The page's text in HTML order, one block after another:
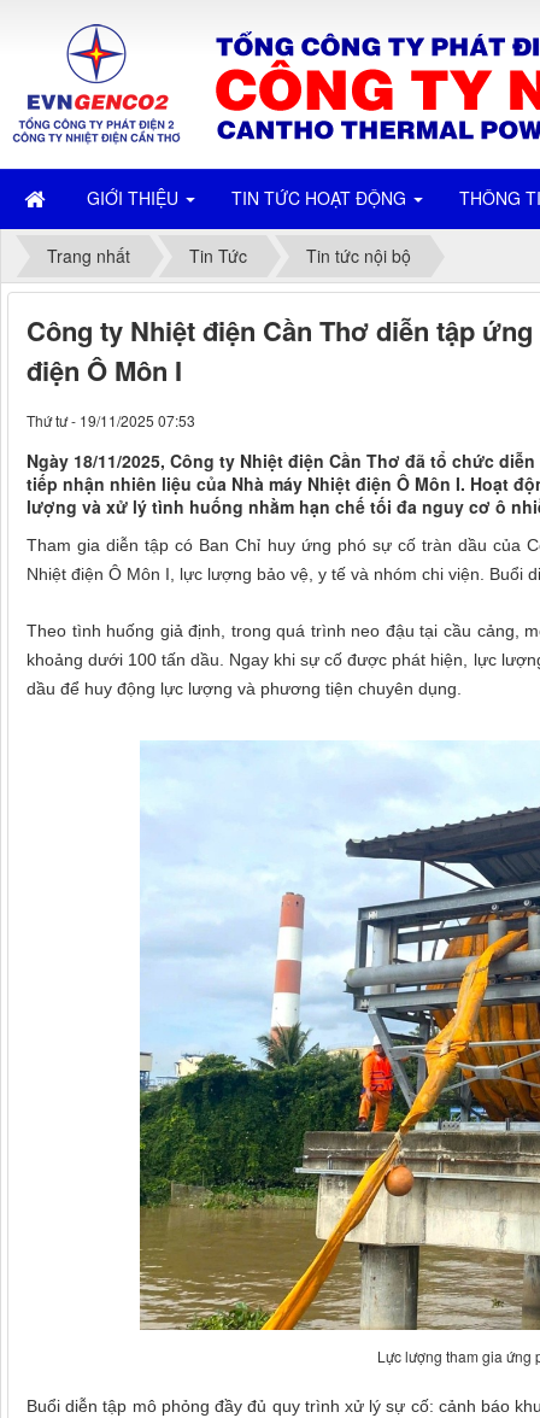
GIỚI THIỆU TIN TỨC HOẠT ĐỘNG THÔNG
Trang nhất Tin Tức Tin tức nội bộ
Công ty Nhiệt điện Cần Thơ diễn tập
điện Ô Môn I
Thứ tư - 19/11/2025 07:53
Ngày 18/11/2025, Công ty Nhiệt điện Cần Thơ đã tổ chức
tiếp nhận nhiên liệu của Nhà máy Nhiệt điện Ô Môn I. Hoạt
lượng và xử lý tình huống nhằm hạn chế tối đa nguy cơ ô
Tham gia diễn tập có Ban Chỉ huy ứng phó sự cố tràn dầu của
Nhiệt điện Ô Môn I, lực lượng bảo vệ, y tế và nhóm chi viện. Buổi
Theo tình huống giả định, trong quá trình neo đậu tại cầu cảng,
khoảng dưới 100 tấn dầu. Ngay khi sự cố được phát hiện, lực
dầu để huy động lực lượng và phương tiện chuyên dụng.
Lực lượng tham gia ứng
Buổi diễn tập mô phỏng đầy đủ quy trình xử lý sự cố: cảnh báo